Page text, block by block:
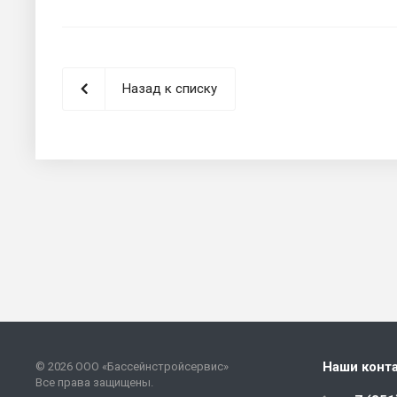
Назад к списку
© 2026 ООО «Бассейнстройсервис»
Все права защищены.
Наши